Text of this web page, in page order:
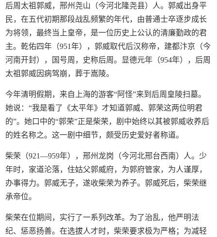
后周太祖郭威，邢州尧山（今河北隆尧县）人。郭威出身平
民，在五代初期那段战乱频繁的年代，由普通士卒逐步成长
为将领，最终当上皇帝，是一位历史上公认的清廉勤政的君
主。乾佑四年（951年），郭威取代后汉称帝，建都汴京（今
河南开封），国号周，史称后周。显德元年（954年），后周
太祖郭威因病驾崩，葬于嵩陵。
今年清明假期，来自上海的游客“阿怪”来到后周皇陵扫墓。
她说：“我是看了《太平年》才知道郭威、郭荣这两位明君
的”。她口中的“郭荣”正是柴荣，剧中始终以其被郭威收养后
的姓名称之。这一剧中细节，颇受历史爱好者称道。
柴荣（921—959年），邢州龙岗（今河北邢台西南）人。少
年时，家道沦落，住姑父郭威府，为郭府管家，为人谨厚，
办事得力。郭威无子，遂收柴荣为养子。郭威死后，柴荣继
承帝位。
柴荣在位期间，实行了一系列改革。为了治乱，他严明法
纪、惩恶扬善。在选拔人才时，柴荣要求极为严格；为减轻